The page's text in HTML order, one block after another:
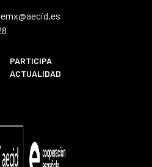
PARTICIPA
ACTUALIDAD